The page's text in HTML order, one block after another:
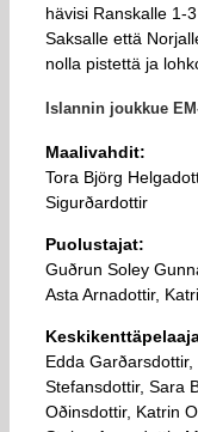
hävisi Ranskalle 1-
Saksalle että
nolla pistettä ja
Islannin joukkue
Maalivahdit:
Tora Björg
Sigurðardottir
Puolustajat:
Guðrun Soley
Asta Arnadottir,
Edda
Stefansdottir, Sara
Oðinsdottir, Katrin